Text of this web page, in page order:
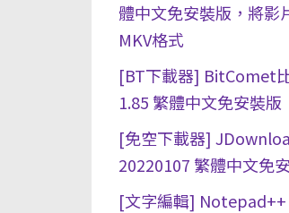
體中文免安裝版，將影
MKV格式
[BT下載器] BitComet
1.85 繁體中文免安裝版
[免空下載器]
20220107 繁體中文免
[文字編輯] Notepad++